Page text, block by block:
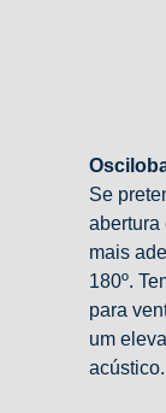
Se
abertura
mais
180º.
para
um
acústico.